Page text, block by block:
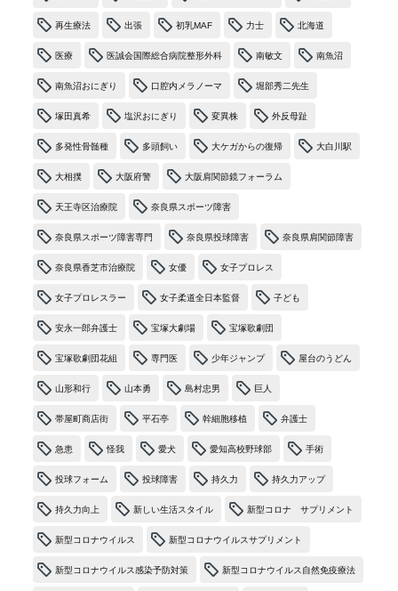
再生療法 出張 初乳MAF 力士 北海道
医療 医誠会国際総合病院整形外科 南敏文 南魚沼
南魚沼おにぎり 口腔内メラノーマ 堀部秀二先生
塚田真希 塩沢おにぎり 変異株 外反母趾
多発性骨髄種 多頭飼い 大ケガからの復帰 大白川駅
大相撲 大阪府警 大阪肩関節鏡フォーラム
天王寺区治療院 奈良県スポーツ障害
奈良県スポーツ障害専門 奈良県投球障害 奈良県肩関節障害
奈良県香芝市治療院 女優 女子プロレス
女子プロレスラー 女子柔道全日本監督 子ども
安永一郎弁護士 宝塚大劇場 宝塚歌劇団
宝塚歌劇団花組 専門医 少年ジャンプ 屋台のうどん
山形和行 山本勇 島村忠男 巨人
帯屋町商店街 平石亭 幹細胞移植 弁護士
急患 怪我 愛犬 愛知高校野球部 手術
投球フォーム 投球障害 持久力 持久力アップ
持久力向上 新しい生活スタイル 新型コロナ サプリメント
新型コロナウイルス 新型コロナウイルスサプリメント
新型コロナウイルス感染予防対策 新型コロナウイルス自然免疫療法